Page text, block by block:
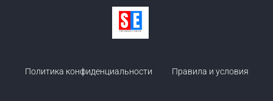
Политика конфиденциальности Правила и условия